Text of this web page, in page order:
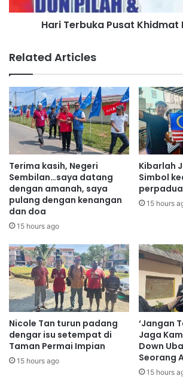
d
i
n
g
a
t
g
g
s
a
u
u
s
a
t
K
h
m
a
t
D
U
N
i
l
a
h
Hari Terbuka Pusat Khidmat
Related Articles
Terima kasih, Negeri
Sembilan…saya datang
dengan amanah, saya
pulang dengan kenangan
dan doa
15 hours ago
Kibarlah
Simbol
15 hours
Nicole Tan turun padang
dengar isu setempat di
Taman Permai Impian
15 hours ago
‘Jangan
Jaga
Down
Seorang
15 hours